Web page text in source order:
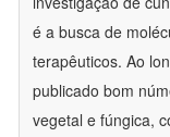
é a busca de
terapêuticos. Ao
publicado bom
vegetal e fúngica,